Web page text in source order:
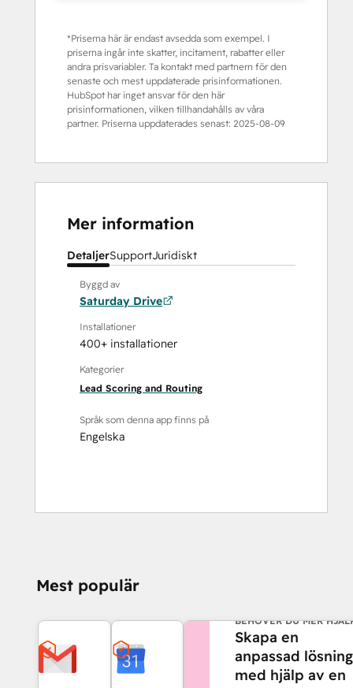
*Priserna här är endast avsedda som exempel. I
priserna ingår inte skatter, incitament, rabatter eller
andra prisvariabler. Ta kontakt med partnern för den
senaste och mest uppdaterade prisinformationen.
HubSpot har inget ansvar för den här
prisinformationen, vilken tillhandahålls av våra
partner. Priserna uppdaterades senast: 2025-08-09
Mer information
DetaljerSupportJuridiskt
Byggd av
Saturday Drive
Installationer
400+ installationer
Kategorier
Lead Scoring and Routing
Språk som denna app finns på
Engelska
Mest populär
BEHÖVER DU MER
Skapa en
anpassad lösning
med hjälp av en